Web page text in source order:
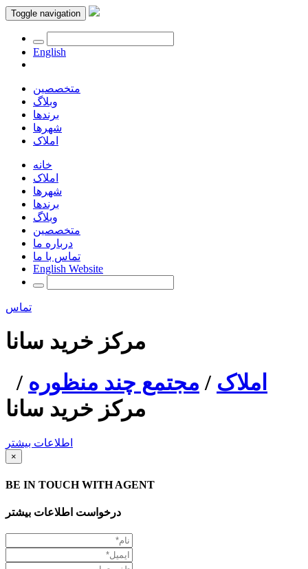
Toggle navigation
English
متخصصین
وبلاگ
برندها
شهرها
املاک
خانه
املاک
شهرها
برندها
وبلاگ
متخصصین
درباره ما
تماس با ما
English Website
تماس
مرکز خرید سانا
املاک / مجتمع چند منظوره /
مرکز خرید سانا
اطلاعات بیشتر
×
BE IN TOUCH WITH AGENT
درخواست اطلاعات بیشتر